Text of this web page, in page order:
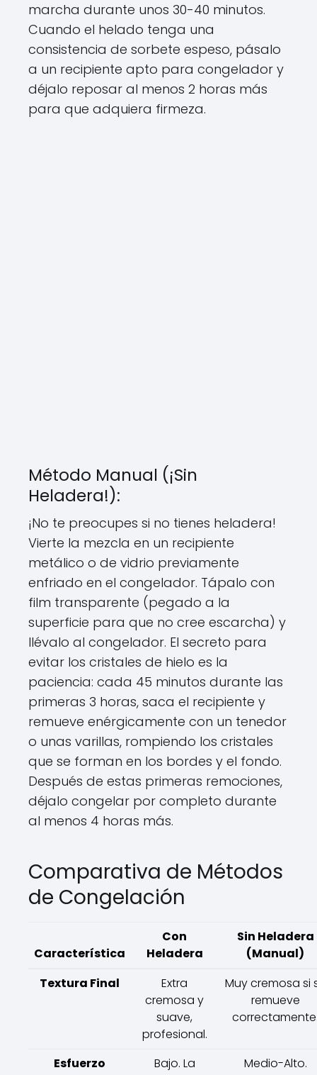
marcha durante unos 30-40 minutos.
Cuando el helado tenga una
consistencia de sorbete espeso, pásalo
a un recipiente apto para congelador y
déjalo reposar al menos 2 horas más
para que adquiera firmeza.
Método Manual (¡Sin
Heladera!):
¡No te preocupes si no tienes heladera!
Vierte la mezcla en un recipiente
metálico o de vidrio previamente
enfriado en el congelador. Tápalo con
film transparente (pegado a la
superficie para que no cree escarcha) y
llévalo al congelador. El secreto para
evitar los cristales de hielo es la
paciencia: cada 45 minutos durante las
primeras 3 horas, saca el recipiente y
remueve enérgicamente con un tenedor
o unas varillas, rompiendo los cristales
que se forman en los bordes y el fondo.
Después de estas primeras remociones,
déjalo congelar por completo durante
al menos 4 horas más.
Comparativa de Métodos
de Congelación
Característica
Con
Heladera
Sin Heladera
(Manual)
Textura Final
Extra
cremosa y
suave,
profesional.
Muy cremosa si
remueve
Esfuerzo
Bajo. La
Medio-Alto.